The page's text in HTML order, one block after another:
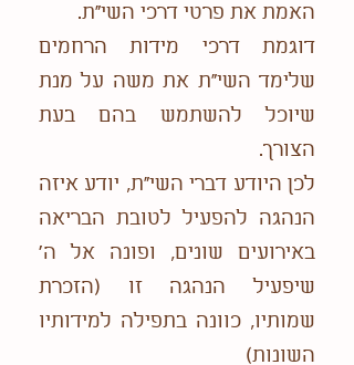
האמת את פרטי דרכי השי"ת.
דוגמת דרכי מידות הרחמים
שלימד השי"ת את משה על מנת
שיוכל להשתמש בהם בעת
הצורך.
לכן היודע דברי השי"ת, יודע איזה
הנהגה להפעיל לטובת הבריאה
באירועים שונים, ופונה אל ה'
שיפעיל הנהגה זו (הזכרת
שמותיו, כוונה בתפילה למידותיו
השונות)